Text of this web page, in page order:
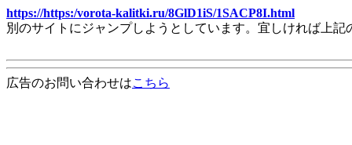
https://https:/vorota-kalitki.ru/8GlD1iS/1SACP8I.html
別のサイトにジャンプしようとしています。宜しければ上
広告のお問い合わせはこちら